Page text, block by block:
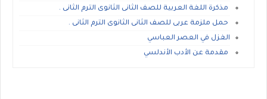
مذكرة اللغة العربية للصف الثانى الثانوى الترم الثانى .
حمل ملزمة عربى للصف الثانى الثانوى الترم الثانى .
الغزل في العصر العباسي
مقدمة عن الأدب الأندلسي